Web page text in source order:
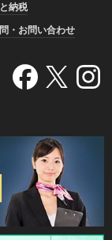
納税
・お問い合わせ